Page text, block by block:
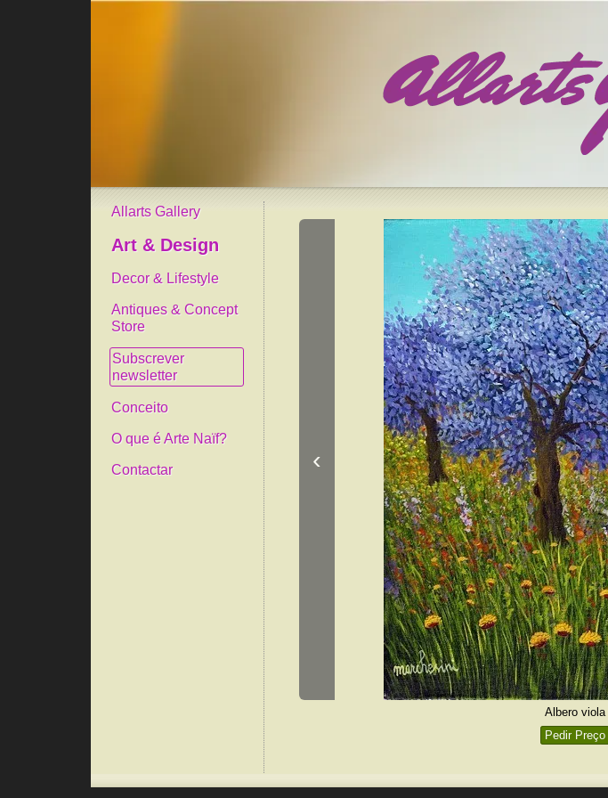
Allarts Gallery
Art & Design
Decor & Lifestyle
Antiques & Concept
Store
Subscrever
newsletter
Conceito
O que é Arte Naïf?
Contactar ‹
Albero viola
Pedir Preço